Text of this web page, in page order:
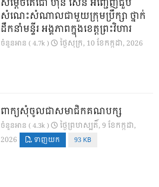
សម្តេចតេជោ ហ៊ុន សែន អញ្ជើញជួប
សំណេះសំណាលជាមួយក្រុមប្រឹក្សា ថ្នាក់
ដឹកនាំមន្ទីរ អង្គភាពក្នុងខេត្តព្រះវិហារ
ចំនួនអាន ( 4.7k ) ថ្ងៃ​សុក្រ, 10 ខែ​កក្កដា, 2026
ពាក្យសុំចូលជាសមាជិកគណបក្ស
ចំនួនអាន ( 4.3k )
ថ្ងៃ​ព្រហស្បតិ៍, 9 ខែ​កក្កដា,
2026
ទាញយក 93 KB